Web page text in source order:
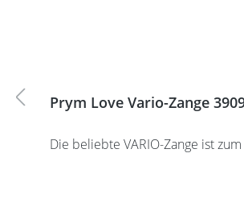
Prym Love Vario-Zange
Die beliebte VARIO-Zange ist